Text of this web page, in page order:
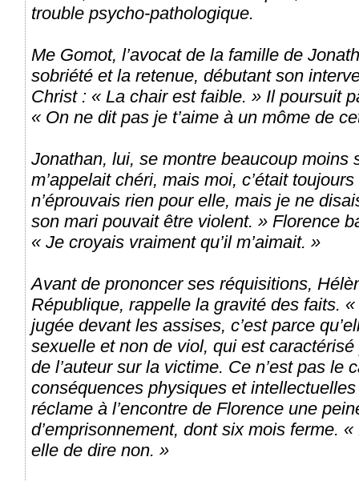
trouble psycho-pathologique.
Me Gomot, l’avocat de la famille de
sobriété et la retenue, débutant son
Christ : « La chair est faible. » Il poursuit
« On ne dit pas je t’aime à un môme de
Jonathan, lui, se montre beaucoup moins
m’appelait chéri, mais moi, c’était
n’éprouvais rien pour elle, mais je ne
son mari pouvait être violent. » Florence
« Je croyais vraiment qu’il m’aimait. »
Avant de prononcer ses réquisitions,
République, rappelle la gravité des faits.
jugée devant les assises, c’est parce
sexuelle et non de viol, qui est
de l’auteur sur la victime. Ce n’est pas le
conséquences physiques et
réclame à l’encontre de Florence une
d’emprisonnement, dont six mois ferme. «
elle de dire non. »